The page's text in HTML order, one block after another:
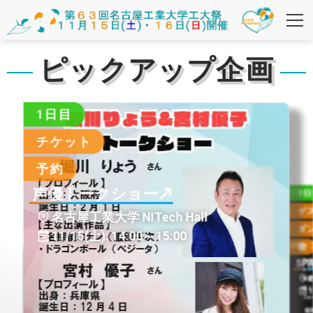
ピックアップ企画
1日目
チケット
予約
声優トークショー
名古屋工業大学 NITech Hall
11/15(土):14:00～15:00
1
ゲ
ダ
歌